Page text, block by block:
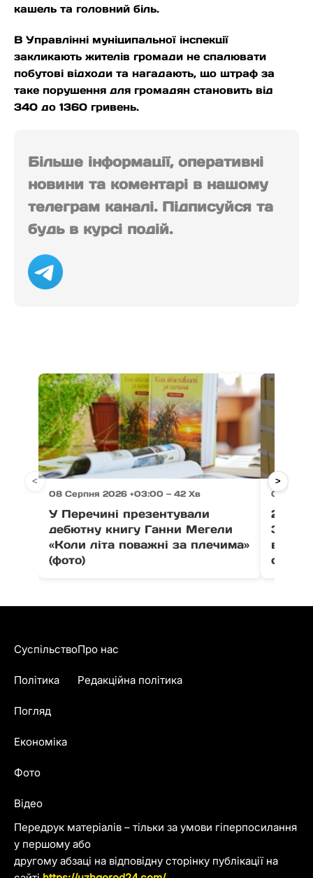
кашель та головний біль.
В Управлінні муніципальної інспекції
закликають жителів громади не спалювати
побутові відходи та нагадають, що штраф за
таке порушення для громадян становить від
340 до 1360 гривень.
Більше інформації, оперативні
новини та коментарі в нашому
телеграм каналі. Підписуйся та
будь в курсі подій.
08 Серпня 2026 +03:00 — 42 Хв
У Перечині презентували
дебютну книгу Ганни Мегели
«Коли літа поважні за плечима»
(фото)
08
21
< >
Передрук матеріалів – тільки за умови гіперпосилання
у першому або
другому абзаці на відповідну сторінку публікації на
Суспільство
Політика
Погляд
Економіка
Фото
Відео
Про нас
Редакційна політика